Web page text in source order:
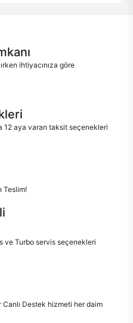
ihtiyacınıza göre
12 aya varan taksit seçenekleri
Teslim!
ve Turbo servis seçenekleri
Destek hizmeti her daim